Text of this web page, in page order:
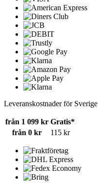
Leveranskostnader för Sverige
från 1 099 kr Gratis*
från 0 kr
115 kr